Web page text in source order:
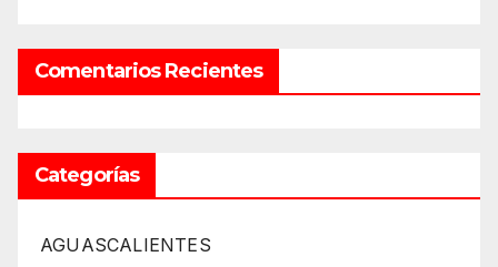
Comentarios Recientes
Categorías
AGUASCALIENTES